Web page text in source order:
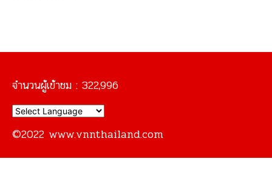
จำนวนผู้เข้าชม : 322,996
©2022 www.vnnthailand.com